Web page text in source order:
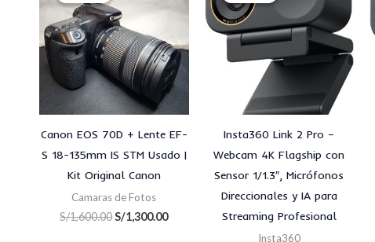
Canon EOS 70D + Lente EF-
S 18-135mm IS STM Usado |
Kit Original Canon
Camaras de Fotos
S/1,600.00
era:
S/1,600.00.
S/1,300.00
es:
S/1,300.00.
Insta360 Link 2 Pro –
Webcam 4K Flagship con
Sensor 1/1.3″, Micrófonos
Direccionales y IA para
Streaming Profesional
Insta360
S/850.00.S/800.00.